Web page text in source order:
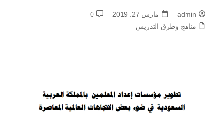
admin مارس 27, 2019
0
مناهج وطرق التدريس